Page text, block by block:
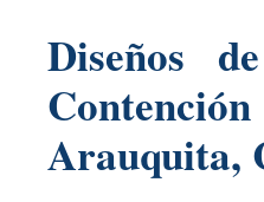
Diseños
Arauquita,